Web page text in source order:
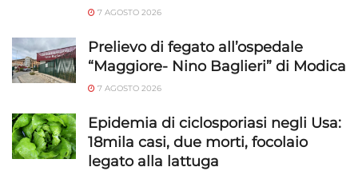
7 AGOSTO 2026
Prelievo di fegato all’ospedale
“Maggiore- Nino Baglieri” di Modica
7 AGOSTO 2026
Epidemia di ciclosporiasi negli Usa:
18mila casi, due morti, focolaio
legato alla lattuga